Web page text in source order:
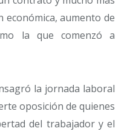
económica, aumento de
la que comenzó a
la jornada laboral
oposición de quienes
del trabajador y el